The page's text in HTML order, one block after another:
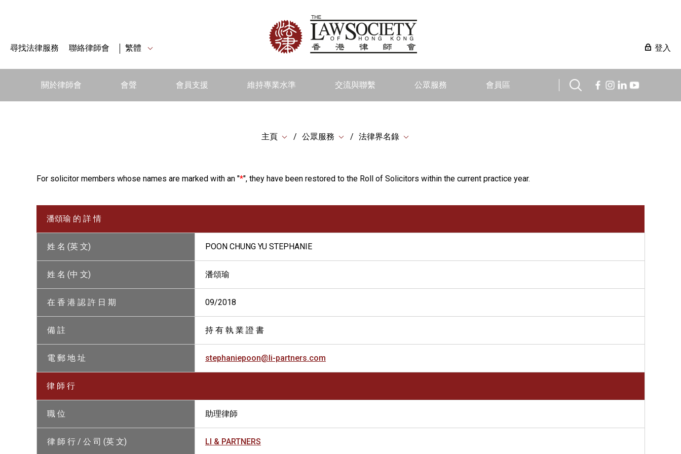
尋找法律服務 聯絡律師會 繁體 登入
關於律師會 會聲 會員支援 維持專業水準 交流與聯繫 公眾服務 會員區
主頁 公眾服務 法律界名錄
For solicitor members whose names are marked with an "*", they have been restored to the Roll of Solicitors within the current practice year.
潘頌瑜 的 詳 情
姓 名 (英 文) POON CHUNG YU STEPHANIE
姓 名 (中 文) 潘頌瑜
在 香 港 認 許 日 期 09/2018
備 註 持 有 執 業 證 書
電 郵 地 址 stephaniepoon@li-partners.com
律 師 行
職 位 助理律師
律 師 行 / 公 司 (英 文) LI & PARTNERS